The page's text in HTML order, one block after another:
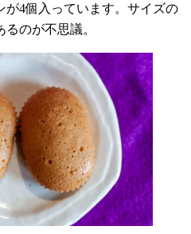
が4個入っています。サイズの
のが不思議。